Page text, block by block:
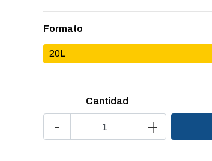
Formato
20L
Cantidad
- +